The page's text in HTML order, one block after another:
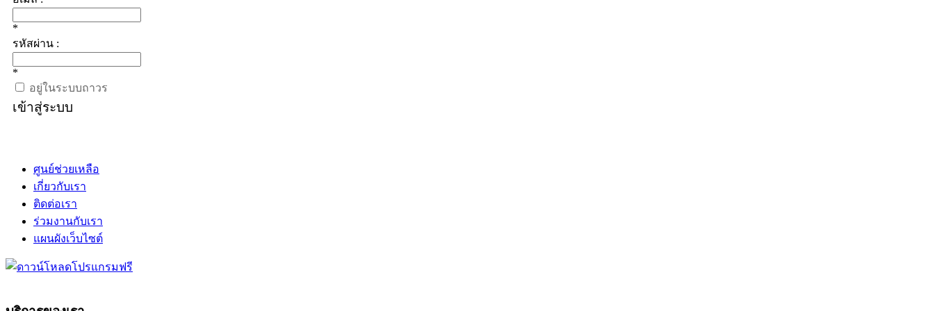
*
รหัสผ่าน :
*
อยู่ในระบบถาวร
เข้าสู่ระบบ
ศูนย์ช่วยเหลือ
เกี่ยวกับเรา
ติดต่อเรา
ร่วมงานกับเรา
แผนผังเว็บไซต์